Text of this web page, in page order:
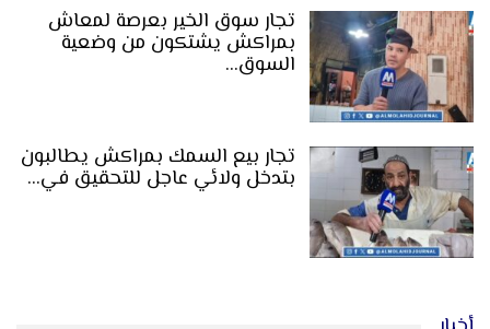
تجار سوق الخير بعرصة لمعاش
بمراكش يشتكون من وضعية
السوق…
تجار بيع السمك بمراكش يطالبون
بتدخل ولائي عاجل للتحقيق في…